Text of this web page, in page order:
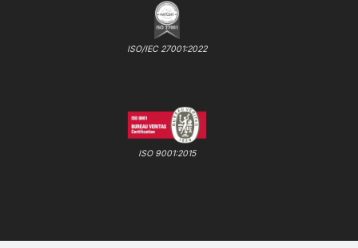
ISO/IEC 27001:2022
ISO 9001:2015